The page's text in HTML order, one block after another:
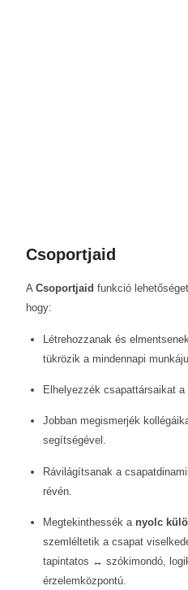
Csoportjaid
ACsoportjaid funkció
hogy:
Létrehozzanak és
tükrözik a mindennapi
Elhelyezzék csapattársaikat a
Jobban megismerjék
segítségével.
Rávilágítsanak a
révén.
Megtekinthessék a nyolc
szemléltetik a csapat
tapintatos ↔ szókimondó,
érzelemközpontú.